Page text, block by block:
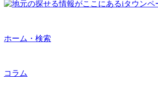
ホーム・検索
コラム